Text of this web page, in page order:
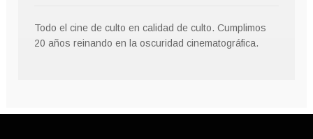
Todo el cine de culto en calidad de culto. Cumplimos
20 años reinando en la oscuridad cinematográfica.